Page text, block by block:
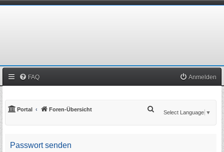
FAQ Anmelden
Portal Foren-Übersicht
Select Language ▼
Passwort senden